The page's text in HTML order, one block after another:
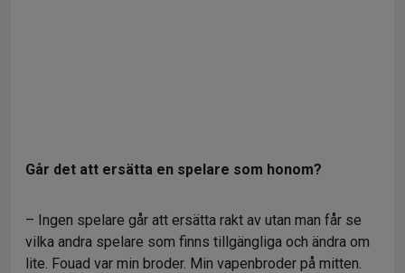
Går det att ersätta en spelare som honom?
– Ingen spelare går att ersätta rakt av utan man får se
vilka andra spelare som finns tillgängliga och ändra om
lite. Fouad var min broder. Min vapenbroder på mitten.